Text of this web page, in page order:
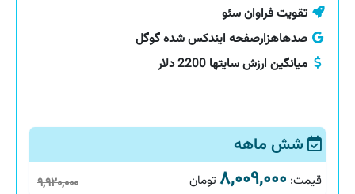
تقویت فراوان سئو
صدهاهزارصفحه ایندکس شده گوگل
میانگین ارزش سایتها 2200 دلار
شش ماهه
قیمت: ۸,۰۰۹,۰۰۰ تومان ۹,۹۲۰,۰۰۰